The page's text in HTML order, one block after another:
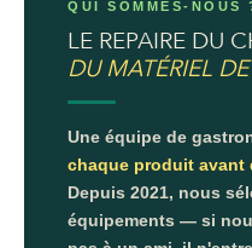
QUI SOMMES-NOUS
LE REPAIRE DU
DU MATÉRIEL
Une équipe de
chaque produit avant
Depuis 2021, nous
équipements — si